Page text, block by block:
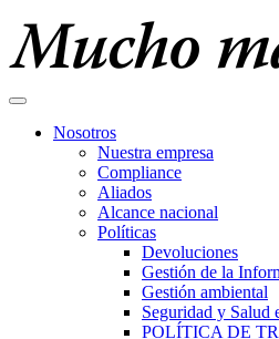
Nosotros
Nuestra empresa
Compliance
Aliados
Alcance nacional
Políticas
Devoluciones
Gestión de la
Gestión ambiental
Seguridad y Salud
POLÍTICA DE